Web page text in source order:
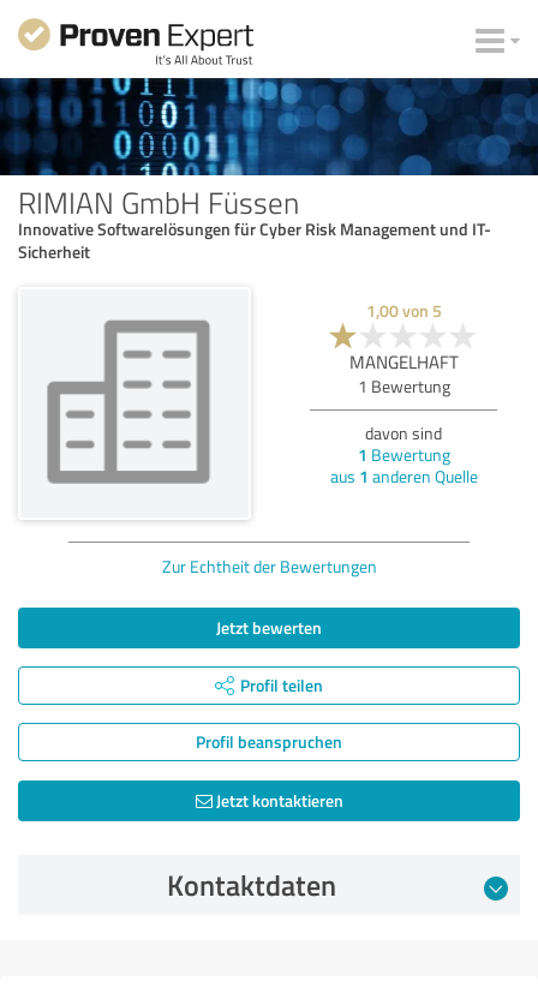
RIMIAN GmbH Füssen
Innovative Softwarelösungen für Cyber Risk Management und IT-
Sicherheit
1,00von 5
MANGELHAFT
1 Bewertung
davon sind
1 Bewertung
aus 1 anderen Quelle
Zur Echtheit der Bewertungen
Jetzt bewerten
Profil teilen
Profil beanspruchen
Jetzt kontaktieren
Kontaktdaten